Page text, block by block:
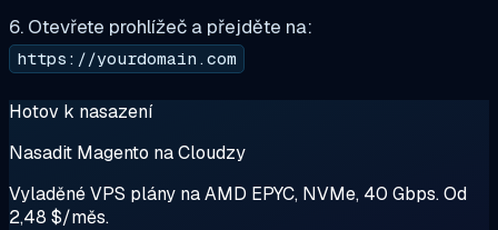
6. Otevřete prohlížeč a přejděte na:
https://yourdomain.com
Hotov k nasazení
Nasadit Magento na Cloudzy
Vyladěné VPS plány na AMD EPYC, NVMe, 40 Gbps. Od
2,48 $/měs.